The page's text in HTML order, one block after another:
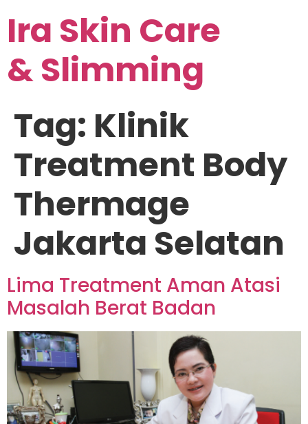
Ira Skin Care
& Slimming
Tag: Klinik
Treatment Body
Thermage
Jakarta Selatan
Lima Treatment Aman Atasi
Masalah Berat Badan